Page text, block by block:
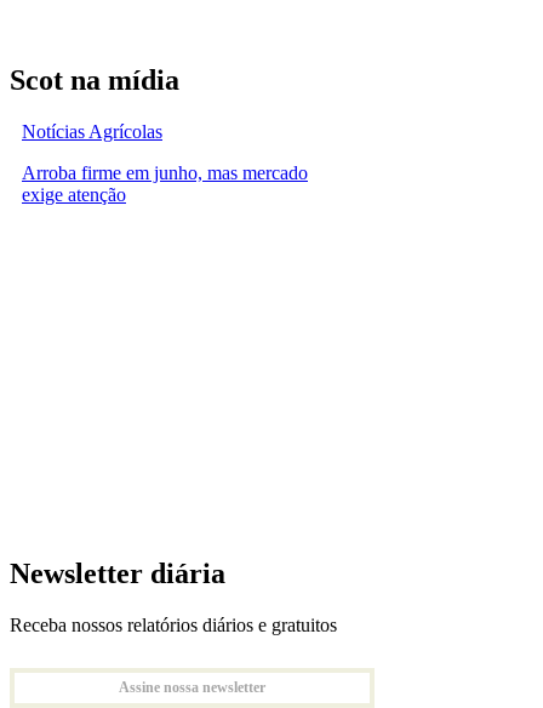
Scot na mídia
Notícias Agrícolas
Arroba firme em junho, mas mercado
exige atenção
Newsletter diária
Receba nossos relatórios diários e gratuitos
Assine nossa newsletter